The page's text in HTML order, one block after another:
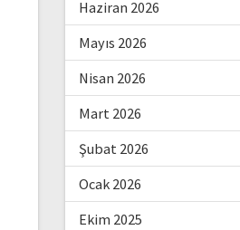
Haziran 2026
Mayıs 2026
Nisan 2026
Mart 2026
Şubat 2026
Ocak 2026
Ekim 2025